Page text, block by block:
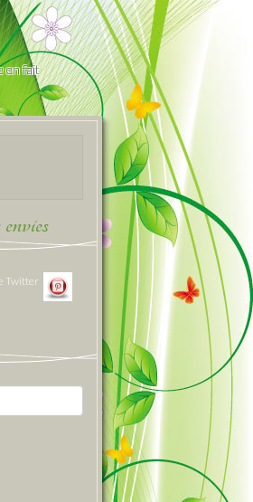
en fait